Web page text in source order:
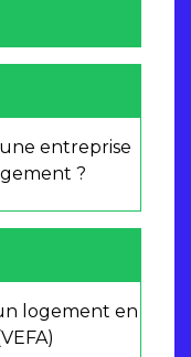
entreprise
?
logement en